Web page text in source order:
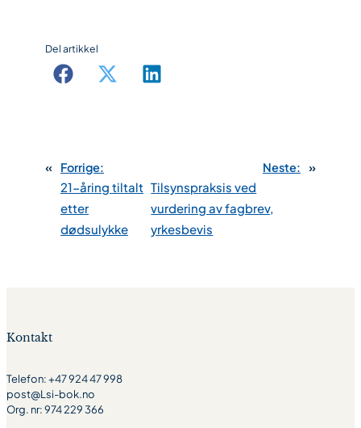
Del artikkel
« Forrige:
21-åring tiltalt
etter
dødsulykke
Neste:
Tilsynspraksis ved
vurdering av fagbrev,
yrkesbevis
»
Kontakt
Telefon: +47 924 47 998
post@Lsi-bok.no
Org. nr: 974 229 366